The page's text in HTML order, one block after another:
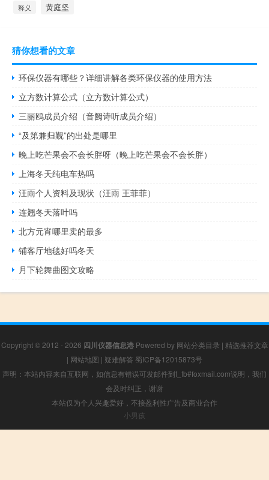
释义 黄庭坚
猜你想看的文章
环保仪器有哪些？详细讲解各类环保仪器的使用方法
立方数计算公式（立方数计算公式）
三丽鸥成员介绍（音阙诗听成员介绍）
“及第兼归觐”的出处是哪里
晚上吃芒果会不会长胖呀（晚上吃芒果会不会长胖）
上海冬天纯电车热吗
汪雨个人资料及现状（汪雨 王菲菲）
连翘冬天落叶吗
北方元宵哪里卖的最多
铺客厅地毯好吗冬天
月下轮舞曲图文攻略
Copyright © 2012 - 2026 四川仪器信息港Powered by 网站分类目录 | 精选推荐文章
| 网站地图 | 疑难解答 蜀ICP备12015873号
声明：本站内容来自互联网，如信息有错误可发邮件到f_fb#foxmail.com说明，我们
会及时纠正，谢谢
本站仅为个人兴趣爱好，不接盈利性广告及商业合作
小男孩